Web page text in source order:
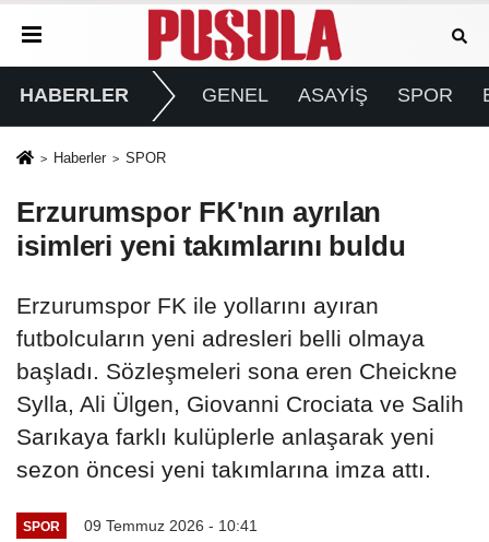
HABERLER GENEL ASAYİŞ SPOR
Haberler SPOR
Erzurumspor FK'nın ayrılan
isimleri yeni takımlarını buldu
Erzurumspor FK ile yollarını ayıran
futbolcuların yeni adresleri belli olmaya
başladı. Sözleşmeleri sona eren Cheickne
Sylla, Ali Ülgen, Giovanni Crociata ve Salih
Sarıkaya farklı kulüplerle anlaşarak yeni
sezon öncesi yeni takımlarına imza attı.
SPOR 09 Temmuz 2026 - 10:41